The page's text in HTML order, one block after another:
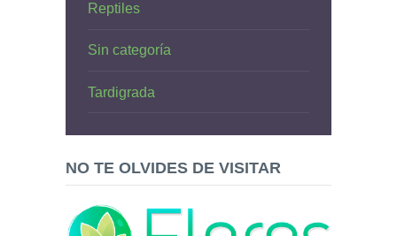
Reptiles
Sin categoría
Tardigrada
NO TE OLVIDES DE VISITAR